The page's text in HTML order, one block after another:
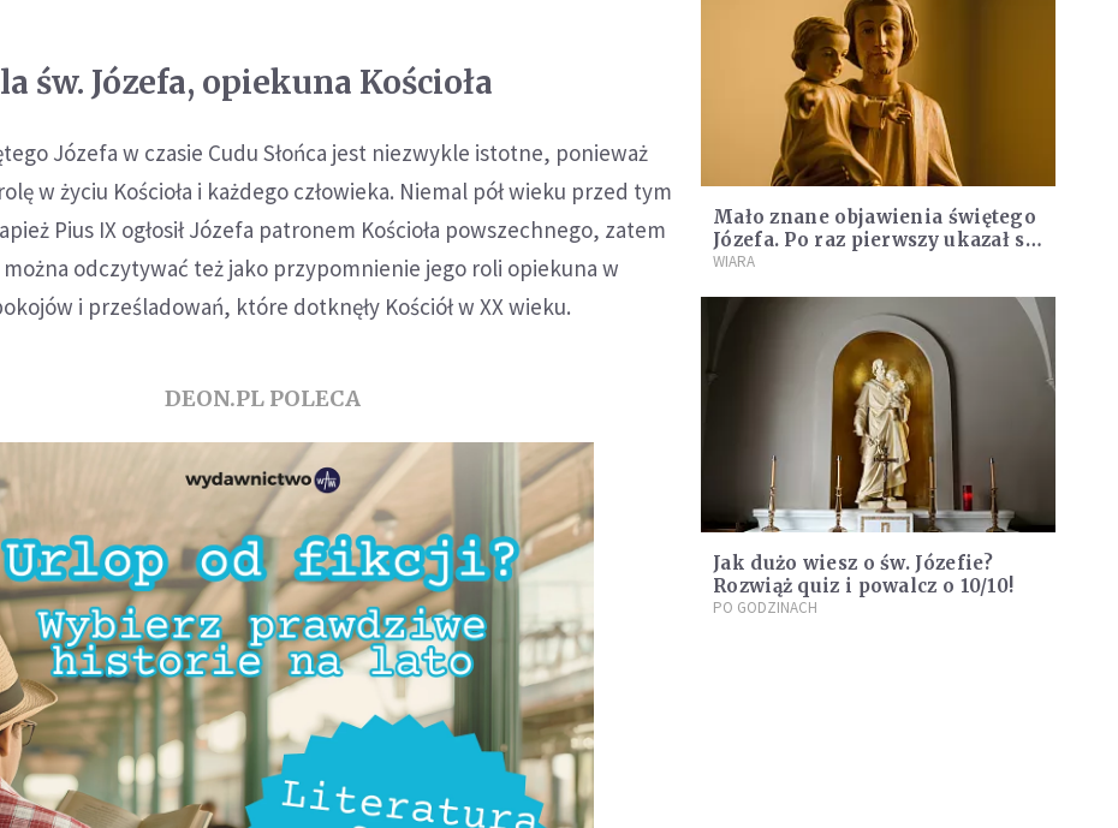
św. Józefa, opiekuna Kościoła
Józefa w czasie Cudu Słońca jest niezwykle istotne, ponieważ
w życiu Kościoła i każdego człowieka. Niemal pół wieku przed tym
Pius IX ogłosił Józefa patronem Kościoła powszechnego, zatem
odczytywać też jako przypomnienie jego roli opiekuna w
i prześladowań, które dotknęły Kościół w XX wieku.
DEON.PL POLECA
Mało znane objawienia świętego
Józefa. Po raz pierwszy ukazał się
w Polsce
WIARA
Jak dużo wiesz o św. Józefie?
Rozwiąż quiz i powalcz o 10/10!
PO GODZINACH